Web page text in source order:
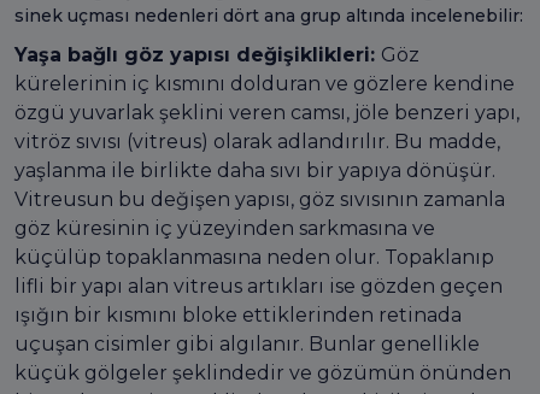
sinek uçması nedenleri dört ana grup altında incelenebilir:
Yaşa bağlı göz yapısı değişiklikleri: Göz
kürelerinin iç kısmını dolduran ve gözlere kendine
özgü yuvarlak şeklini veren camsı, jöle benzeri yapı,
vitröz sıvısı (vitreus) olarak adlandırılır. Bu madde,
yaşlanma ile birlikte daha sıvı bir yapıya dönüşür.
Vitreusun bu değişen yapısı, göz sıvısının zamanla
göz küresinin iç yüzeyinden sarkmasına ve
küçülüp topaklanmasına neden olur. Topaklanıp
lifli bir yapı alan vitreus artıkları ise gözden geçen
ışığın bir kısmını bloke ettiklerinden retinada
uçuşan cisimler gibi algılanır. Bunlar genellikle
küçük gölgeler şeklindedir ve gözümün önünden